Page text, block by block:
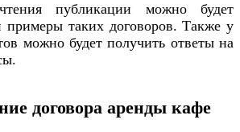
публикации можно будет
примеры таких договоров. Также у
можно будет получить ответы на
договора аренды кафе